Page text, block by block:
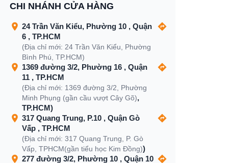
CHI NHÁNH CỬA HÀNG
24 Trần Văn Kiểu, Phường 10 , Quận
6 , TP.HCM
(Địa chỉ mới: 24 Trần Văn Kiểu, Phường
Bình Phú, TP.HCM)
1369 đường 3/2, Phường 16 , Quận
11 , TP.HCM
(Địa chỉ mới: 1369 đường 3/2, Phường
Minh Phụng (gần cầu vượt Cây Gõ),
TP.HCM)
317 Quang Trung, P.10 , Quận Gò
Vấp , TP.HCM
(Địa chỉ mới: 317 Quang Trung, P. Gò
Vấp, TPHCM(gần tiểu học Kim Đồng))
277 đường 3/2, Phường 10 , Quận 10